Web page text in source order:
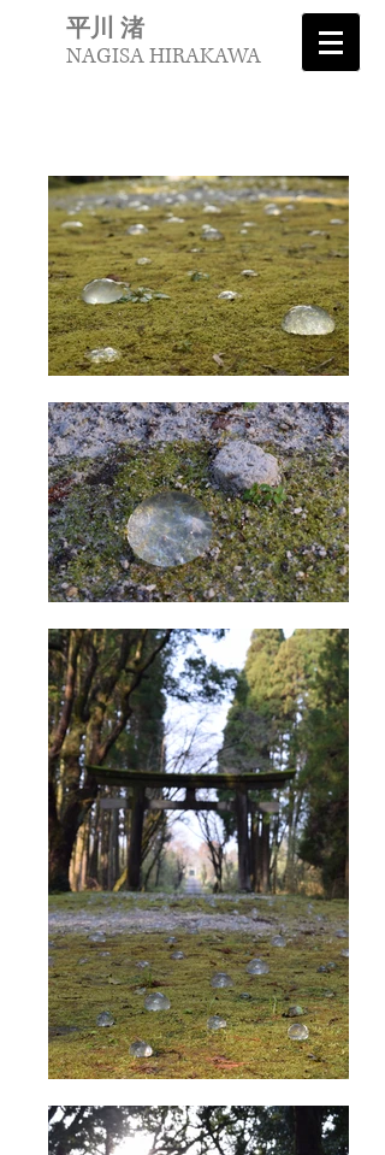
平川 渚
NAGISA HIRAKAWA